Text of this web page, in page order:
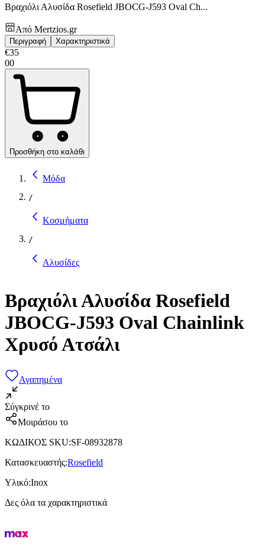
Βραχιόλι Αλυσίδα Rosefield JBOCG-J593 Oval Ch...
Από Mertzios.gr
Περιγραφή Χαρακτηριστικά
€35
00
Προσθήκη στο καλάθι
Μόδα
/
Κοσμήματα
/
Αλυσίδες
Βραχιόλι Αλυσίδα Rosefield
JBOCG-J593 Oval Chainlink
Χρυσό Ατσάλι
Αγαπημένα
Σύγκρινέ το
Μοιράσου το
ΚΩΔΙΚΟΣ SKU:SF-08932878
Κατασκευαστής:Rosefield
Υλικό:Inox
Δες όλα τα χαρακτηριστικά